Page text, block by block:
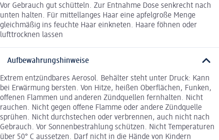
Vor Gebrauch gut schütteln. Zur Entnahme Dose senkrecht nach
unten halten. Für mittellanges Haar eine apfelgroße Menge
gleichmäßig ins feuchte Haar einkneten. Haare föhnen oder
lufttrocknen lassen
Aufbewahrungshinweise
Extrem entzündbares Aerosol. Behälter steht unter Druck: Kann
bei Erwärmung bersten. Von Hitze, heißen Oberflächen, Funken,
offenen Flammen und anderen Zündquellen fernhalten. Nicht
rauchen. Nicht gegen offene Flamme oder andere Zündquelle
sprühen. Nicht durchstechen oder verbrennen, auch nicht nach
Gebrauch. Vor Sonnenbestrahlung schützen. Nicht Temperaturen
über 50° C aussetzen. Darf nicht in die Hände von Kindern